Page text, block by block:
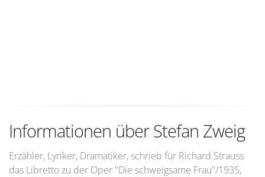
Informationen über Stefan Zweig
Erzähler, Lyriker, Dramatiker, schrieb für Richard Strauss
das Libretto zu der Oper "Die schweigsame Frau"/1935,